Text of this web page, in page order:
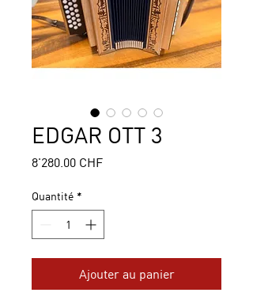
EDGAR OTT 3
8'280.00 CHFPrix
Quantité *
Ajouter au panier